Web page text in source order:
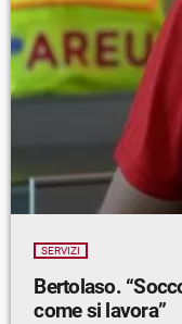
SERVIZI
Bertolaso.
come si lavora”